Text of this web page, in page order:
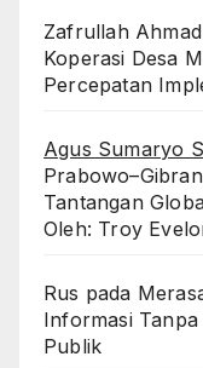
Zafrullah
Koperasi Desa
Percepatan
Agus Sumaryo
Tantangan
Oleh: Troy
Rus pada
Informasi
Publik